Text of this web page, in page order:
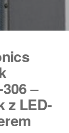
–
z LED-